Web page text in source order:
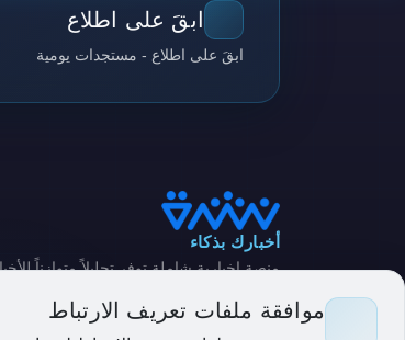
موافقة ملفات تعريف الارتباط
ابقَ على اطلاع
ابقَ على اطلاع - مستجدات يومية
أخبارك بذكاء
منصة إخبارية شاملة توفر تحليلاً متوازناً